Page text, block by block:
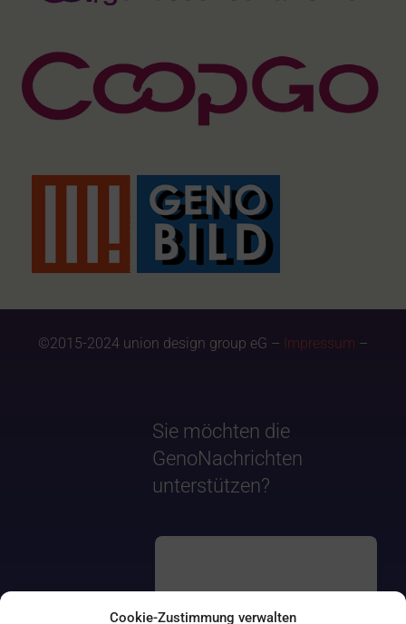
Cookie-Zustimmung verwalten
©2015-2024 union design group eG – Impressum –
Sie möchten die
GenoNachrichten
unterstützen?